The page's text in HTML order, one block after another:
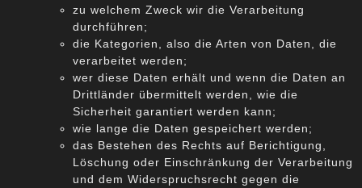
zu welchem Zweck wir die Verarbeitung
durchführen;
die Kategorien, also die Arten von Daten, die
verarbeitet werden;
wer diese Daten erhält und wenn die Daten an
Drittländer übermittelt werden, wie die
Sicherheit garantiert werden kann;
wie lange die Daten gespeichert werden;
das Bestehen des Rechts auf Berichtigung,
Löschung oder Einschränkung der Verarbeitung
und dem Widerspruchsrecht gegen die